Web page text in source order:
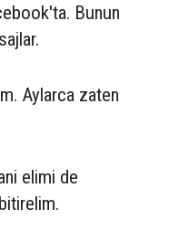
Bunun
Aylarca zaten
elimi de